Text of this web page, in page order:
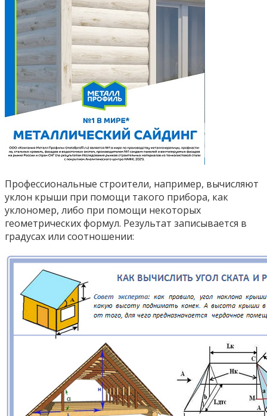
Профессиональные строители, например, вычисляют
уклон крыши при помощи такого прибора, как
уклономер, либо при помощи некоторых
геометрических формул. Результат записывается в
градусах или соотношении: